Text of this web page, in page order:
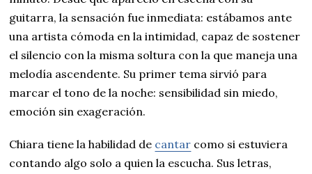
guitarra, la sensación fue inmediata: estábamos ante
una artista cómoda en la intimidad, capaz de sostener
el silencio con la misma soltura con la que maneja una
melodía ascendente. Su primer tema sirvió para
marcar el tono de la noche: sensibilidad sin miedo,
emoción sin exageración.
Chiara tiene la habilidad de cantar como si estuviera
contando algo solo a quien la escucha. Sus letras,